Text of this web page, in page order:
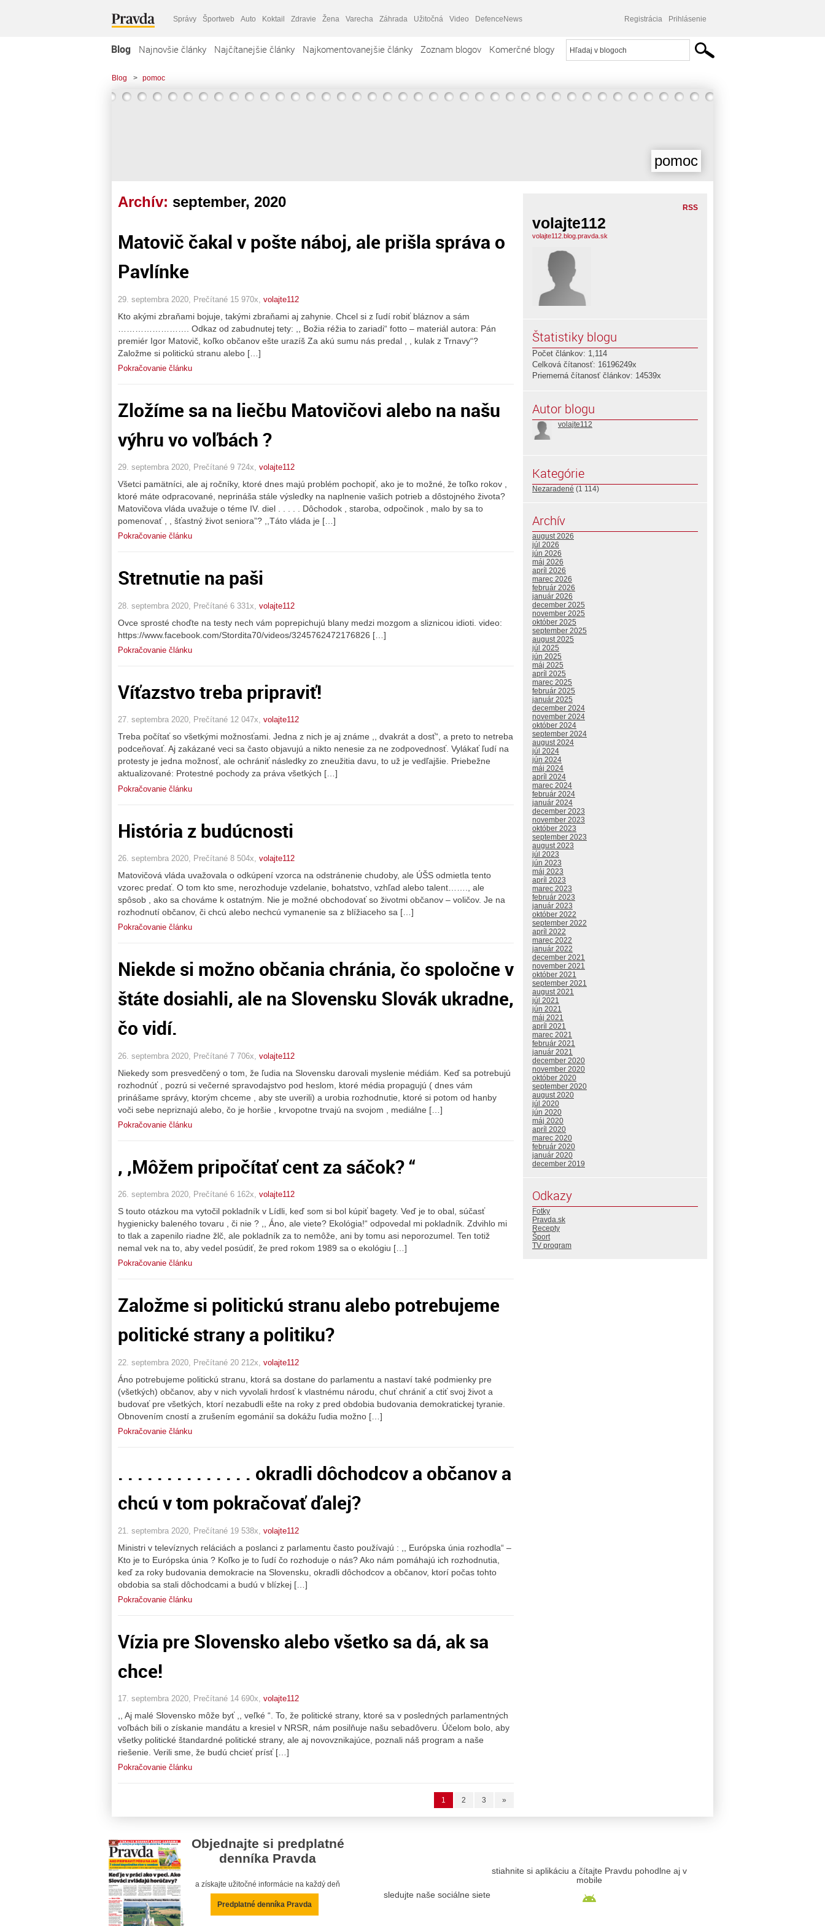
Správy Športweb Auto Koktail Zdravie Žena Varecha Záhrada Užitočná Video DefenceNews Registrácia Prihlásenie
Blog Najnovšie články Najčítanejšie články Najkomentovanejšie články Zoznam blogov Komerčné blogy
Blog > pomoc
pomoc
Archív: september, 2020
Matovič čakal v pošte náboj, ale prišla správa o
Pavlínke
29. septembra 2020, Prečítané 15 970x, volajte112
Kto akými zbraňami bojuje, takými zbraňami aj zahynie. Chcel si z ľudí robiť bláznov a sám
……………………. Odkaz od zabudnutej tety: ,, Božia réžia to zariadi“ fotto – materiál autora: Pán
premiér Igor Matovič, koľko občanov ešte urazíš Za akú sumu nás predal , , kulak z Trnavy“?
Založme si politickú stranu alebo […]
Pokračovanie článku
Zložíme sa na liečbu Matovičovi alebo na našu
výhru vo voľbách ?
29. septembra 2020, Prečítané 9 724x, volajte112
Všetci pamätníci, ale aj ročníky, ktoré dnes majú problém pochopiť, ako je to možné, že toľko rokov ,
ktoré máte odpracované, neprináša stále výsledky na naplnenie vašich potrieb a dôstojného života?
Matovičova vláda uvažuje o téme IV. diel . . . . . Dôchodok , staroba, odpočinok , malo by sa to
pomenovať , , šťastný život seniora”? ,,Táto vláda je […]
Pokračovanie článku
Stretnutie na paši
28. septembra 2020, Prečítané 6 331x, volajte112
Ovce sprosté choďte na testy nech vám poprepichujú blany medzi mozgom a sliznicou idioti. video:
https://www.facebook.com/Stordita70/videos/3245762472176826 […]
Pokračovanie článku
Víťazstvo treba pripraviť!
27. septembra 2020, Prečítané 12 047x, volajte112
Treba počítať so všetkými možnosťami. Jedna z nich je aj známe ,, dvakrát a dosť“, a preto to netreba
podceňovať. Aj zakázané veci sa často objavujú a nikto nenesie za ne zodpovednosť. Vylákať ľudí na
protesty je jedna možnosť, ale ochrániť následky zo zneužitia davu, to už je vedľajšie. Priebežne
aktualizované: Protestné pochody za práva všetkých […]
Pokračovanie článku
História z budúcnosti
26. septembra 2020, Prečítané 8 504x, volajte112
Matovičová vláda uvažovala o odkúpení vzorca na odstránenie chudoby, ale ÚŠS odmietla tento
vzorec predať. O tom kto sme, nerozhoduje vzdelanie, bohatstvo, vzhľad alebo talent……., ale
spôsob , ako sa chováme k ostatným. Nie je možné obchodovať so životmi občanov – voličov. Je na
rozhodnutí občanov, či chcú alebo nechcú vymanenie sa z blížiaceho sa […]
Pokračovanie článku
Niekde si možno občania chránia, čo spoločne v
štáte dosiahli, ale na Slovensku Slovák ukradne,
čo vidí.
26. septembra 2020, Prečítané 7 706x, volajte112
Niekedy som presvedčený o tom, že ľudia na Slovensku darovali myslenie médiám. Keď sa potrebujú
rozhodnúť , pozrú si večerné spravodajstvo pod heslom, ktoré média propagujú ( dnes vám
prinášame správy, ktorým chceme , aby ste uverili) a urobia rozhodnutie, ktoré si potom od hanby
voči sebe nepriznajú alebo, čo je horšie , krvopotne trvajú na svojom , mediálne […]
Pokračovanie článku
, ,Môžem pripočítať cent za sáčok? “
26. septembra 2020, Prečítané 6 162x, volajte112
S touto otázkou ma vytočil pokladník v Lídli, keď som si bol kúpiť bagety. Veď je to obal, súčasť
hygienicky baleného tovaru , či nie ? ,, Áno, ale viete? Ekológia!“ odpovedal mi pokladník. Zdvihlo mi
to tlak a zapenilo riadne žlč, ale pokladník za to nemôže, ani by tomu asi neporozumel. Ten totiž
nemal vek na to, aby vedel posúdiť, že pred rokom 1989 sa o ekológiu […]
Pokračovanie článku
Založme si politickú stranu alebo potrebujeme
politické strany a politiku?
22. septembra 2020, Prečítané 20 212x, volajte112
Áno potrebujeme politickú stranu, ktorá sa dostane do parlamentu a nastaví také podmienky pre
(všetkých) občanov, aby v nich vyvolali hrdosť k vlastnému národu, chuť chrániť a ctiť svoj život a
budovať pre všetkých, ktorí nezabudli ešte na roky z pred obdobia budovania demokratickej tyranie.
Obnovením cností a zrušením egománií sa dokážu ľudia možno […]
Pokračovanie článku
. . . . . . . . . . . . . . okradli dôchodcov a občanov a
chcú v tom pokračovať ďalej?
21. septembra 2020, Prečítané 19 538x, volajte112
Ministri v televíznych reláciách a poslanci z parlamentu často používajú : ,, Európska únia rozhodla“ –
Kto je to Európska únia ? Koľko je to ľudí čo rozhoduje o nás? Ako nám pomáhajú ich rozhodnutia,
keď za roky budovania demokracie na Slovensku, okradli dôchodcov a občanov, ktorí počas tohto
obdobia sa stali dôchodcami a budú v blízkej […]
Pokračovanie článku
Vízia pre Slovensko alebo všetko sa dá, ak sa
chce!
17. septembra 2020, Prečítané 14 690x, volajte112
,, Aj malé Slovensko môže byť ,, veľké “. To, že politické strany, ktoré sa v posledných parlamentných
voľbách bili o získanie mandátu a kresiel v NRSR, nám posilňuje našu sebadôveru. Účelom bolo, aby
všetky politické štandardné politické strany, ale aj novovznikajúce, poznali náš program a naše
riešenie. Verili sme, že budú chcieť prísť […]
Pokračovanie článku
1 2 3 »
RSS
volajte112
volajte112.blog.pravda.sk
Štatistiky blogu
Počet článkov: 1,114
Celková čítanosť: 16196249x
Priemerná čítanosť článkov: 14539x
Autor blogu
volajte112
Kategórie
Nezaradené (1 114)
Archív
august 2026
júl 2026
jún 2026
máj 2026
apríl 2026
marec 2026
február 2026
január 2026
december 2025
november 2025
október 2025
september 2025
august 2025
júl 2025
jún 2025
máj 2025
apríl 2025
marec 2025
február 2025
január 2025
december 2024
november 2024
október 2024
september 2024
august 2024
júl 2024
jún 2024
máj 2024
apríl 2024
marec 2024
február 2024
január 2024
december 2023
november 2023
október 2023
september 2023
august 2023
júl 2023
jún 2023
máj 2023
apríl 2023
marec 2023
február 2023
január 2023
október 2022
september 2022
apríl 2022
marec 2022
január 2022
december 2021
november 2021
október 2021
september 2021
august 2021
júl 2021
jún 2021
máj 2021
apríl 2021
marec 2021
február 2021
január 2021
december 2020
november 2020
október 2020
september 2020
august 2020
júl 2020
jún 2020
máj 2020
apríl 2020
marec 2020
február 2020
január 2020
december 2019
Odkazy
Fotky
Pravda.sk
Recepty
Šport
TV program
Objednajte si predplatné
denníka Pravda
a získajte užitočné informácie na každý deň
Predplatné denníka Pravda
sledujte naše sociálne siete
stiahnite si aplikáciu a čítajte Pravdu pohodlne aj v
mobile